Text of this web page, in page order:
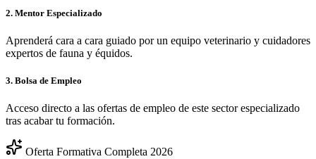
2. Mentor Especializado
Aprenderá cara a cara guiado por un equipo veterinario y cuidadores
expertos de fauna y équidos.
3. Bolsa de Empleo
Acceso directo a las ofertas de empleo de este sector especializado
tras acabar tu formación.
Oferta Formativa Completa 2026